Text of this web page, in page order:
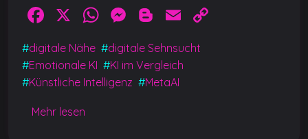
F
a
c
e
b
o
X
W
h
at
s
M
e
ss
e
Bl
o
g
g
E
m
ai
#digitale Nähe #digitale Sehnsucht
#Emotionale KI #KI im Vergleich
#Künstliche Intelligenz #MetaAI
Mehr lesen